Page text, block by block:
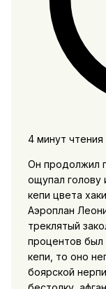
4 минут чтения
Он продолжил
ощупал голову
кепи цвета
Аэроплан
треклятый
процентов был
кепи, то оно
боярской